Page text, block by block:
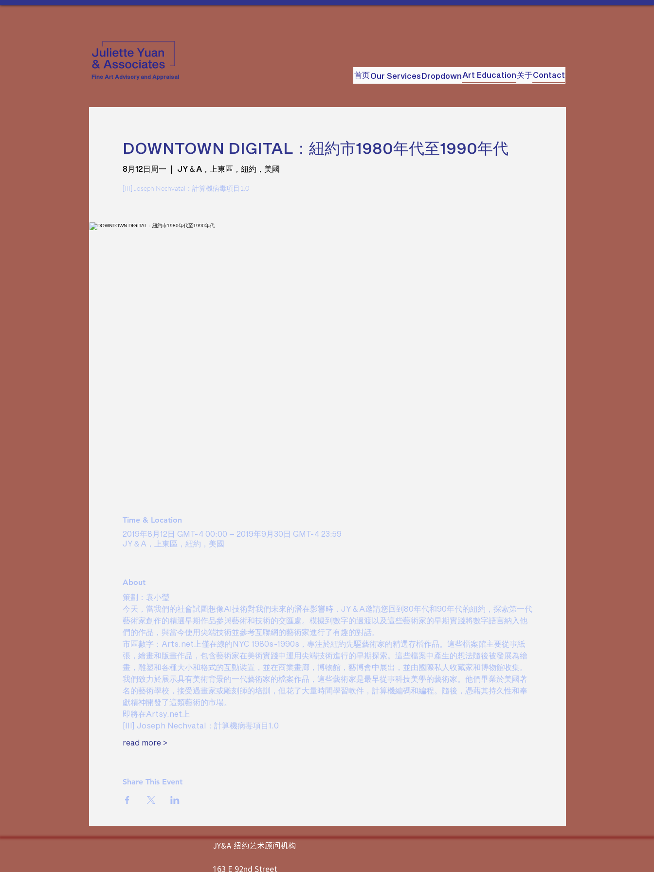
Fine Art Advisory and Appraisal 首页Our ServicesDropdownArt Education关于Contact
DOWNTOWN DIGITAL：紐約市1980年代至1990年代
8月12日周一
  |
JY＆A，上東區，紐約，美國
[III] Joseph Nechvatal：計算機病毒項目1.0
Time & Location
2019年8月12日 GMT-4 00:00 – 2019年9月30日 GMT-4 23:59
JY＆A，上東區，紐約，美國
About
策劃：袁小瑩
今天，當我們的社會試圖想像AI技術對我們未來的潛在影響時，JY＆A邀請您回到80年代和90年代的紐約，探索第一代
藝術家創作的精選早期作品參與藝術和技術的交匯處。模擬到數字的過渡以及這些藝術家的早期實踐將數字語言納入他
們的作品，與當今使用尖端技術並參考互聯網的藝術家進行了有趣的對話。
市區數字：Arts.net上僅在線的NYC 1980s-1990s，專注於紐約先驅藝術家的精選存檔作品。這些檔案館主要從事紙
張，繪畫和版畫作品，包含藝術家在美術實踐中運用尖端技術進行的早期探索。這些檔案中產生的想法隨後被發展為繪
畫，雕塑和各種大小和格式的互動裝置，並在商業畫廊，博物館，藝博會中展出，並由國際私人收藏家和博物館收集。
我們致力於展示具有美術背景的一代藝術家的檔案作品，這些藝術家是最早從事科技美學的藝術家。他們畢業於美國著
名的藝術學校，接受過畫家或雕刻師的培訓，但花了大量時間學習軟件，計算機編碼和編程。隨後，憑藉其持久性和奉
獻精神開發了這類藝術的市場。
即將在Artsy.net上
[III] Joseph Nechvatal：計算機病毒項目1.0
read more >
Share This Event
JY&A 纽约艺术顾问机构
163 E 92nd Street